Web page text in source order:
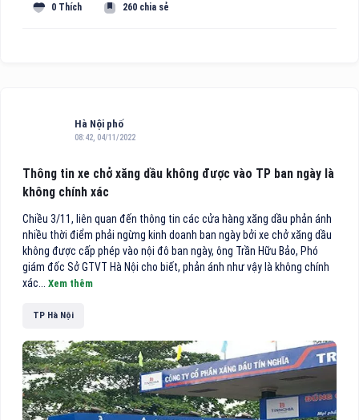
0 Thích 260 chia sẻ
Hà Nội phố
08:42, 04/11/2022
Thông tin xe chở xăng dầu không được vào TP ban ngày là
không chính xác
Chiều 3/11, liên quan đến thông tin các cửa hàng xăng dầu phản ánh
nhiều thời điểm phải ngừng kinh doanh ban ngày bởi xe chở xăng dầu
không được cấp phép vào nội đô ban ngày, ông Trần Hữu Bảo, Phó
giám đốc Sở GTVT Hà Nội cho biết, phản ánh như vậy là không chính
xác... Xem thêm
TP Hà Nội